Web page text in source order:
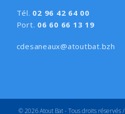
Tél. 02 96 42 64 00
Port. 06 60 66 13 19
cdesaneaux@atoutbat.bzh
© 2026 Atout Bat - Tous droits réservés /